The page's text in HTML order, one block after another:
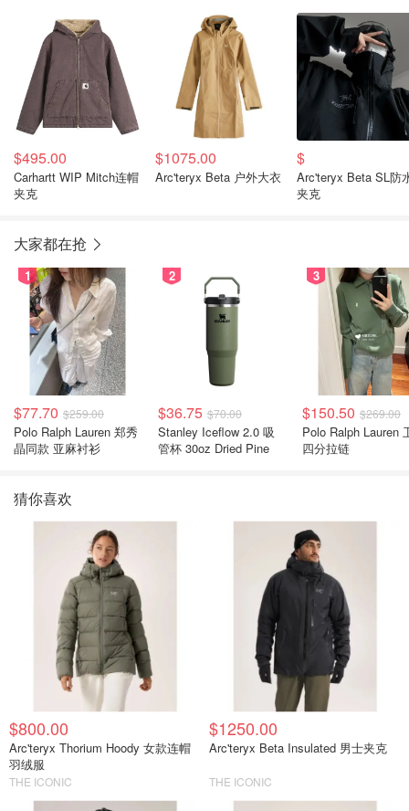
$495.00
Carhartt WIP Mitch连帽
夹克
$1075.00
Arc'teryx Beta 户外大衣
$
Arc'teryx Beta SL防
夹克
大家都在抢
1
$77.70 $259.00
Polo Ralph Lauren 郑秀
晶同款 亚麻衬衫
2
$36.75 $70.00
Stanley Iceflow 2.0 吸
管杯 30oz Dried Pine
3
$150.50 $269.00
Polo Ralph Lauren 卫衣
四分拉链
猜你喜欢
$800.00
Arc'teryx Thorium Hoody 女款连帽
羽绒服
THE ICONIC
$1250.00
Arc'teryx Beta Insulated 男士夹克
THE ICONIC